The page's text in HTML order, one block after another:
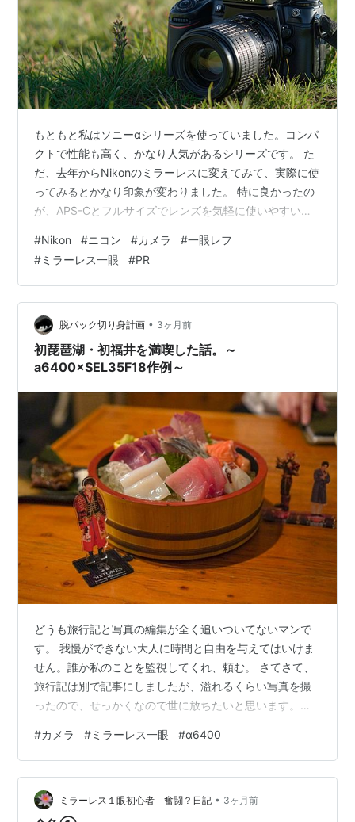
もともと私はソニーαシリーズを使っていました。コンパ
クトで性能も高く、かなり人気があるシリーズです。 た
だ、去年からNikonのミラーレスに変えてみて、実際に使
ってみるとかなり印象が変わりました。 特に良かったの
が、APS-Cとフルサイズでレンズを気軽に使いやすいと
ながら楽しめるのはかなり便利だと感じています。 さら
に、Nikonならではの自然で綺麗な色味や空気感のある写
りも魅力。風景や日常を撮るだけでも、どこか柔らかく
て落ち着いた雰囲気に仕上がるので、撮るのが楽しくな
りました。 最近はデザイン性の高いモデルも増えてい
て、「カメラを持って出かけ…
#Nikon #ニコン #カメラ #一眼レフ
#ミラーレス一眼 #PR
脱パック切り身計画 • 3ヶ月前
初琵琶湖・初福井を満喫した話。～
a6400×SEL35F18作例～
どうも旅行記と写真の編集が全く追いついてないマンで
す。 我慢ができない大人に時間と自由を与えてはいけま
せん。誰か私のことを監視してくれ、頼む。 さてさて、
旅行記は別で記事にしましたが、溢れるくらい写真を撮
ったので、せっかくなので世に放ちたいと思います。い
なみに旅行記に載せている写真は選抜メンバーです。 使
用機材 SONY(ソニー) APS-C ミラーレス一眼カメラ
α6400 ボディ(レンズなし) ブラック ILCE-6400 B Sony
Amazon SONY 単焦点レンズ E 35mm F1.8 OSS ソニー
#カメラ #ミラーレス一眼 #α6400
ミラーレス１眼初心者 奮闘？日記 • 3ヶ月前